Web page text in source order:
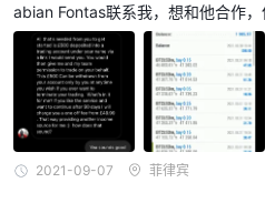
abian Fontas联系我，想和他合作
题，但他却要求我支付更多钱来解
的两个同事。UMARKETS绝对是骗
2021-09-07 菲律宾